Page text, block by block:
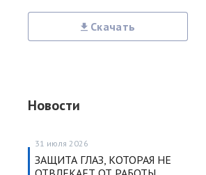
Скачать
Новости
31 июля 2026
ЗАЩИТА ГЛАЗ, КОТОРАЯ НЕ